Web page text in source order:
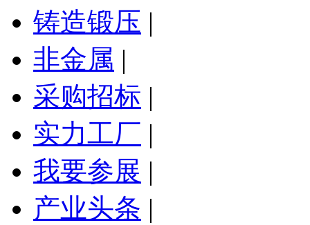
铸造锻压 |
非金属 |
采购招标 |
实力工厂 |
我要参展 |
产业头条 |